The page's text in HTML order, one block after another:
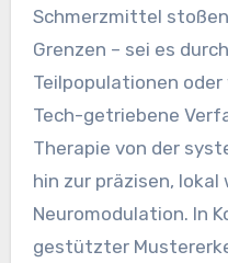
Schmerzmittel
Grenzen – sei es
Teilpopulationen
Tech-getriebene
Therapie von der
hin zur präzisen, lokal
Neuromodulation. In
gestützter